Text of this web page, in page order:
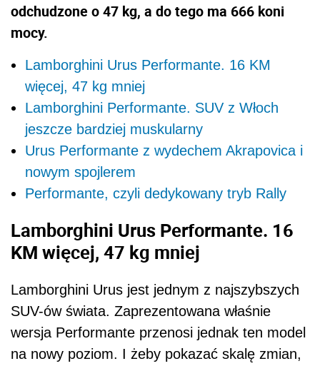
odchudzone o 47 kg, a do tego ma 666 koni
mocy.
Lamborghini Urus Performante. 16 KM
więcej, 47 kg mniej
Lamborghini Performante. SUV z Włoch
jeszcze bardziej muskularny
Urus Performante z wydechem Akrapovica i
nowym spojlerem
Performante, czyli dedykowany tryb Rally
Lamborghini Urus Performante. 16
KM więcej, 47 kg mniej
Lamborghini Urus jest jednym z najszybszych
SUV-ów świata. Zaprezentowana właśnie
wersja Performante przenosi jednak ten model
na nowy poziom. I żeby pokazać skalę zmian,